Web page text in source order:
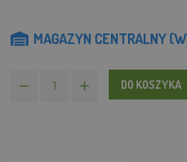
MAGAZYN CENTRALNY
DO KOSZYKA